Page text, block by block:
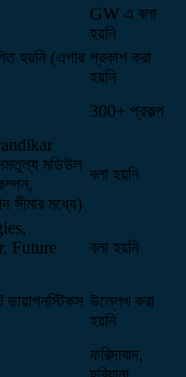
GW এ বলা
হয়নি
হয়নি (এগার প্রকাশ করা
হয়নি
300+ প্রকল্প
মডিউল
সীমার মধ্যে)
বলা হয়নি
Future
বলা হয়নি
উল্লেখ করা
হয়নি
ফরিদাবাদ,